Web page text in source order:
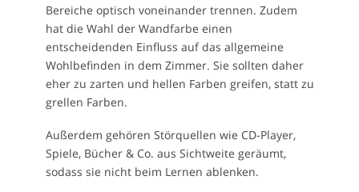
Bereiche optisch voneinander trennen. Zudem
hat die Wahl der Wandfarbe einen
entscheidenden Einfluss auf das allgemeine
Wohlbefinden in dem Zimmer. Sie sollten daher
eher zu zarten und hellen Farben greifen, statt zu
grellen Farben.
Außerdem gehören Störquellen wie CD-Player,
Spiele, Bücher & Co. aus Sichtweite geräumt,
sodass sie nicht beim Lernen ablenken.